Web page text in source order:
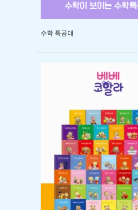
수학 특공대